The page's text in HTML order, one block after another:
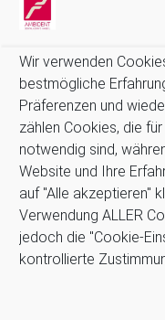
Wir verwenden
bestmögliche
Präferenzen und
zählen Cookies, die
notwendig sind,
Website und Ihre
auf "Alle akzeptieren"
Verwendung ALLER
jedoch die "Cookie-
kontrollierte
Datenschutz
Kontakt
Newsletter
Zahlung und Versand
Stellenangebote
Cookie-Richtlinie (EU)
Suchen